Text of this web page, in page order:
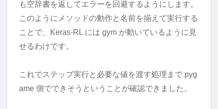
も空辞書を返してエラーを回避するようにします。
このようにメソッドの動作と名前を揃えて実行する
ことで、Keras-RL には gym が動いているように見
せるわけです。
これでステップ実行と必要な値を渡す処理まで pyg
ame 側でできそうということが確認できました。